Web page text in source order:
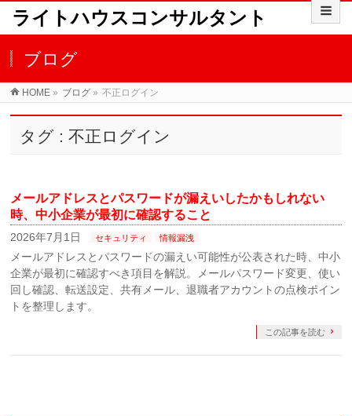
ライトハウスコンサルタント
ブログ
HOME » ブログ » 不正ログイン
タグ : 不正ログイン
メールアドレスとパスワードが漏えいしたかもしれない
時、中小企業が最初に確認すること
2026年7月1日 セキュリティ 情報漏洩
メールアドレスとパスワードの漏えい可能性が公表された時、中小
企業が最初に確認すべき項目を解説。メールパスワード変更、使い
回し確認、転送設定、共有メール、退職者アカウントの点検ポイン
トを整理します。
この記事を読む